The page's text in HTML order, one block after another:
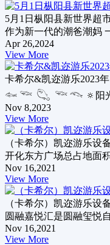
5月1日枞阳县新世界超
作为新一代的潮爸潮妈
Apr 26,2024
View More
卡希尔&凯迩游乐2023
𓆜 𓆝 𓆡 𓆝 𓆞 🔅阳光正暖
Nov 8,2023
View More
（卡希尔）凯迩游乐设
开化东方广场总占地面
Nov 16,2021
View More
（卡希尔）凯迩游乐设
圆融嘉悦汇是圆融玺悦
Nov 16,2021
View More